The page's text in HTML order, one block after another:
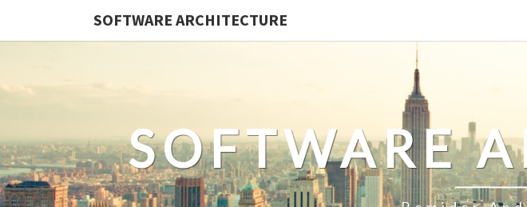
SOFTWARE ARCHITECTURE
SOFTWARE